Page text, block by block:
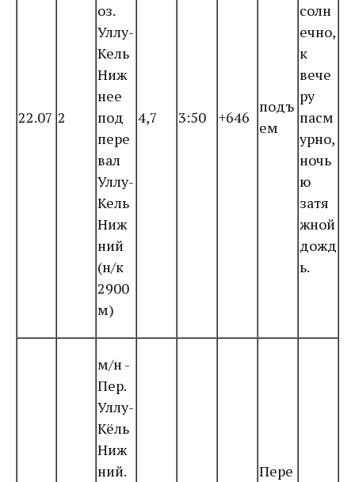
22.07 2
оз.
Уллу-
Кель
Ниж
нее
под
пере
вал
Уллу-
Кель
Ниж
ний
(н/к
2900
м)
4,7 3:50 +646
подъ
ем
солн
ечно,
к
вече
ру
пасм
урно,
ночь
ю
затя
жной
дожд
ь.
м/н -
Пер.
Уллу-
Кёль
Ниж
ний.
Пере